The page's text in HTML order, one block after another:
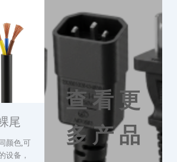
尾
颜色,可
设备，
查 看 更
多 产 品